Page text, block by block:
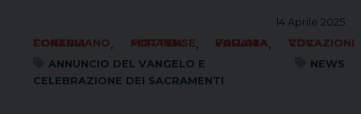
14 Aprile 2025
FORANIA CONEGLIANO, FORANIA MOTTENSE, FORANIA VALLATA,
VOCAZIONI CDV
ANNUNCIO DEL VANGELO E
CELEBRAZIONE DEI SACRAMENTI
NEWS